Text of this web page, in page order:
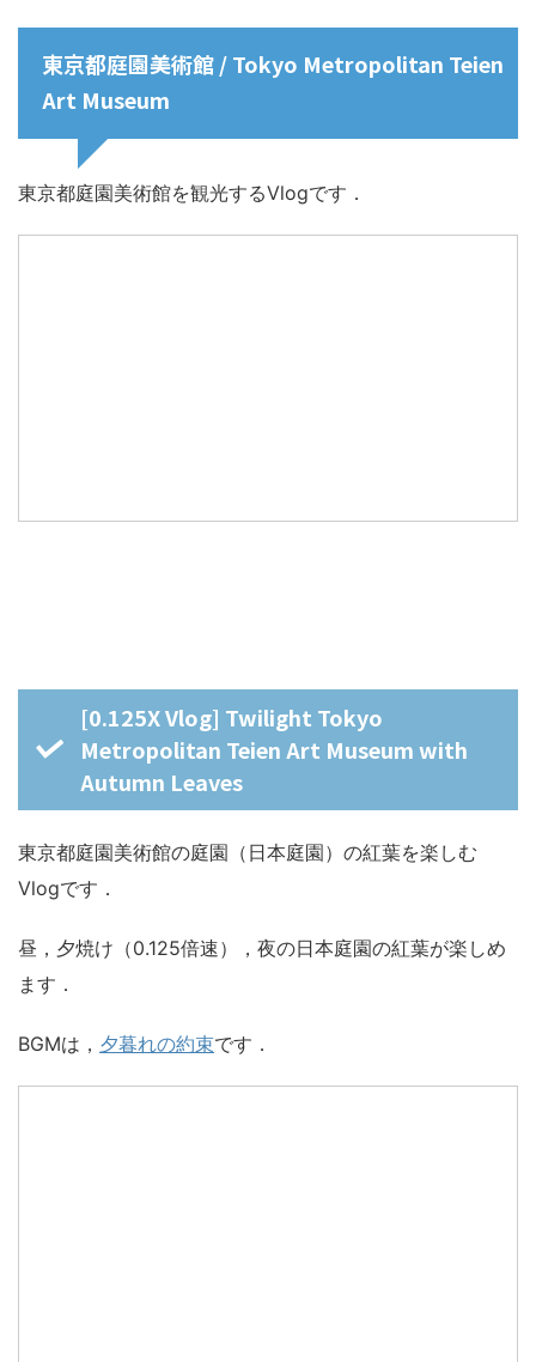
東京都庭園美術館 / Tokyo Metropolitan Teien
Art Museum
東京都庭園美術館を観光するVlogです．
[0.125X Vlog] Twilight Tokyo
Metropolitan Teien Art Museum with
Autumn Leaves
東京都庭園美術館の庭園（日本庭園）の紅葉を楽しむ
Vlogです．
昼，夕焼け（0.125倍速），夜の日本庭園の紅葉が楽しめ
ます．
BGMは， 夕暮れの約束です．